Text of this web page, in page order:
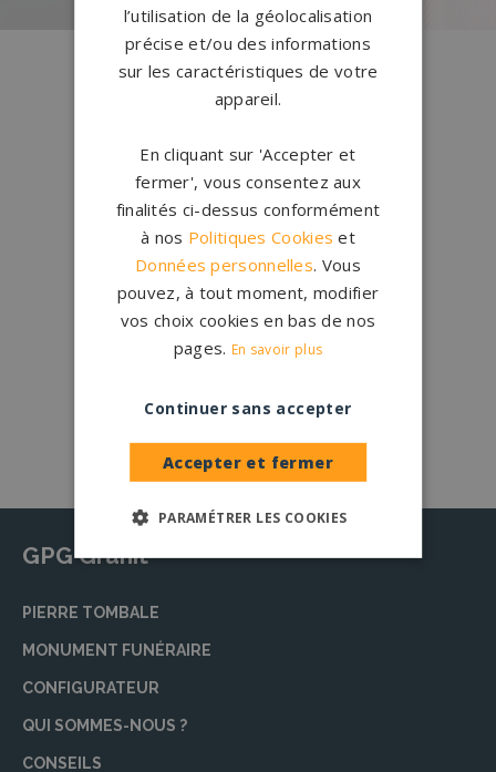
Conceptionfrançaise
Qui sommes-nous ?
Créations sur-mesure
Configurateur
1.200 partenaires
Nos partenaires
Large choix degranits et de
Nos granits
GPG Granit
PIERRE TOMBALE
MONUMENT FUNÉRAIRE
CONFIGURATEUR
QUI SOMMES-NOUS ?
CONSEILS
l’utilisation de la géolocalisation
précise et/ou des informations
sur les caractéristiques de votre
appareil.
En cliquant sur 'Accepter et
fermer', vous consentez aux
finalités ci-dessus conformément
à nos Politiques Cookies et
Données personnelles. Vous
pouvez, à tout moment, modifier
vos choix cookies en bas de nos
pages. En savoir plus
Accepter et fermer
Continuer sans accepter
PARAMÉTRER LES COOKIES